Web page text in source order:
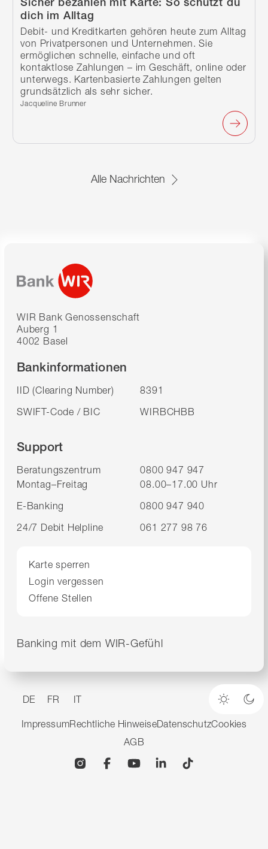
dich im Alltag
Debit- und Kreditkarten gehören heute zum Alltag
von Privatpersonen und Unternehmen. Sie
ermöglichen schnelle, einfache und oft
kontaktlose Zahlungen – im Geschäft, online oder
unterwegs. Kartenbasierte Zahlungen gelten
grundsätzlich als sehr sicher.
Verfasst von:
Jacqueline Brunner
Alle Nachrichten
WIR Bank Genossenschaft
Auberg 1
4002 Basel
Bankinformationen
IID (Clearing Number)
8391
SWIFT-Code / BIC
WIRBCHBB
Support
Beratungszentrum
0800 947 947
Montag–Freitag
08.00–17.00 Uhr
E-Banking
0800 947 940
24/7 Debit Helpline
061 277 98 76
Karte sperren
Login vergessen
Offene Stellen
Banking mit dem WIR-Gefühl
DE FR IT
Heller
ImpressumRechtliche HinweiseDatenschutzCookies
AGB
InstagramFacebookYouTubeLinkedin